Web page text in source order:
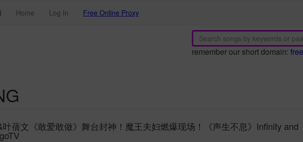
Home Log In Free Online Proxy
remember our short domain:
叶蒨文《敢爱敢做》舞台封神！魔王夫妇燃爆现场！《声生不息》Infinity and